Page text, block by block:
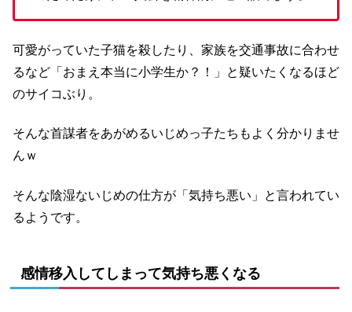
可愛がっていた子猫を殺したり、家族を交通事故に合わせ
るなど「おまえ本当に小学生か？！」と疑いたくなるほど
のサイコぶり。
そんな首謀者をあがめるいじめっ子たちもよく分かりませ
んｗ
そんな陰湿ないじめの仕方が「気持ち悪い」と言われてい
るようです。
感情移入してしまって気持ち悪くなる